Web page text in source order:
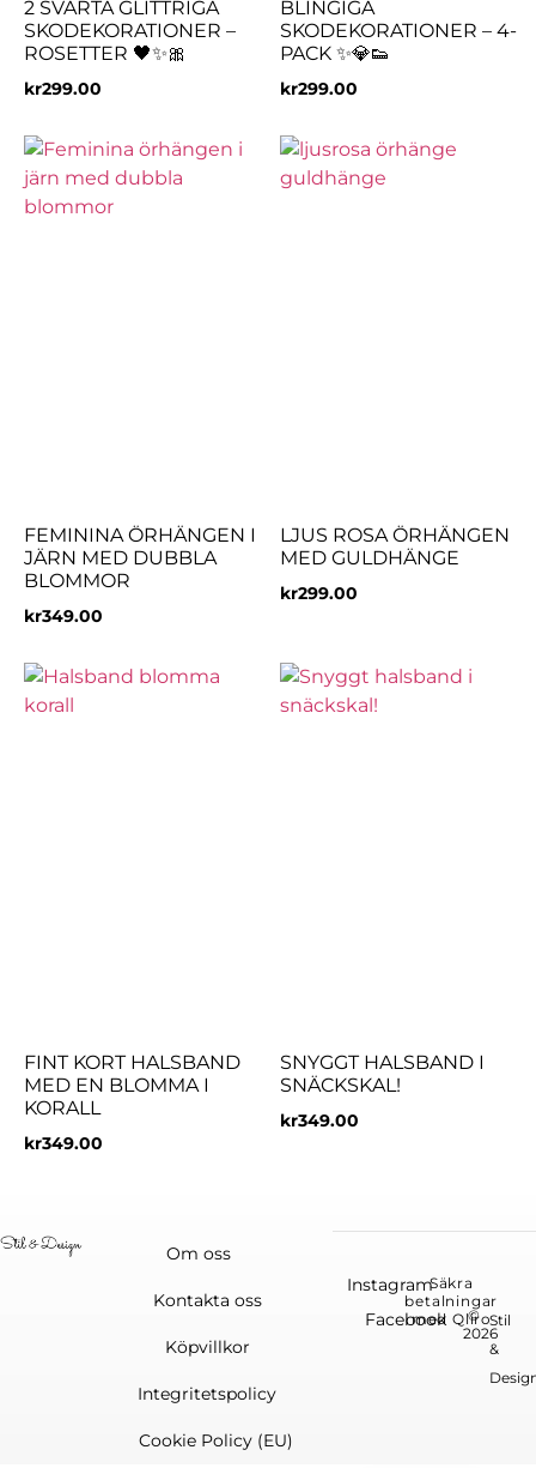
2 SVARTA GLITTRIGA
SKODEKORATIONER –
ROSETTER 🖤✨🎀
kr299.00
BLINGIGA
SKODEKORATIONER – 4-
PACK ✨💎👟
kr299.00
FEMININA ÖRHÄNGEN I
JÄRN MED DUBBLA
BLOMMOR
kr349.00
LJUS ROSA ÖRHÄNGEN
MED GULDHÄNGE
kr299.00
FINT KORT HALSBAND
MED EN BLOMMA I
KORALL
kr349.00
SNYGGT HALSBAND I
SNÄCKSKAL!
kr349.00
Om oss
Kontakta oss
Köpvillkor
Integritetspolicy
Cookie Policy (EU)
©
2026
Stil
&
Instagram
Facebook
Säkra
betalningar
med Qliro